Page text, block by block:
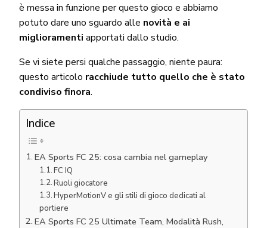
è messa in funzione per questo gioco e abbiamo
potuto dare uno sguardo alle novità e ai
miglioramenti apportati dallo studio.
Se vi siete persi qualche passaggio, niente paura:
questo articolo racchiude tutto quello che è stato
condiviso finora.
Indice
EA Sports FC 25: cosa cambia nel gameplay
FC IQ
Ruoli giocatore
HyperMotionV e gli stili di gioco dedicati al
portiere
EA Sports FC 25 Ultimate Team, Modalità Rush,